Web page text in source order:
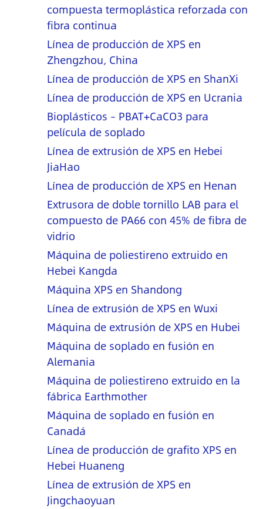
compuesta termoplástica reforzada con
fibra continua
Línea de producción de XPS en
Zhengzhou, China
Línea de producción de XPS en ShanXi
Línea de producción de XPS en Ucrania
Bioplásticos – PBAT+CaCO3 para
película de soplado
Línea de extrusión de XPS en Hebei
JiaHao
Línea de producción de XPS en Henan
Extrusora de doble tornillo LAB para el
compuesto de PA66 con 45% de fibra de
vidrio
Máquina de poliestireno extruido en
Hebei Kangda
Máquina XPS en Shandong
Línea de extrusión de XPS en Wuxi
Máquina de extrusión de XPS en Hubei
Máquina de soplado en fusión en
Alemania
Máquina de poliestireno extruido en la
fábrica Earthmother
Máquina de soplado en fusión en
Canadá
Línea de producción de grafito XPS en
Hebei Huaneng
Línea de extrusión de XPS en
Jingchaoyuan